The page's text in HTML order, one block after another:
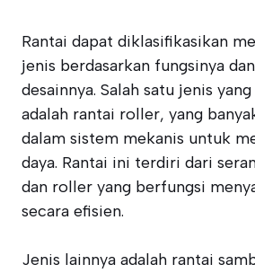
Rantai dapat diklasifikasikan
jenis berdasarkan fungsinya
desainnya. Salah satu jenis
adalah rantai roller, yang
dalam sistem mekanis untuk
daya. Rantai ini terdiri dari
dan roller yang berfungsi
secara efisien.
Jenis lainnya adalah rantai